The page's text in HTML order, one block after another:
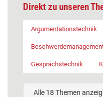
Direkt zu unseren
Argumentationstechnik
Gesprächstechnik
Alle 18 Themen